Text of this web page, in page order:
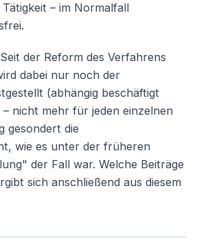
– im Normalfall
der Reform des Verfahrens
dabei nur noch der
(abhängig beschäftigt
nicht mehr für jeden einzelnen
gesondert die
wie es unter der früheren
der Fall war. Welche Beiträge
sich anschließend aus diesem